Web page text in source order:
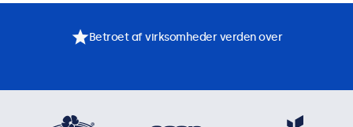
Betroet af virksomheder verden over